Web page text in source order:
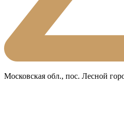
Московская обл., пос. Лесной